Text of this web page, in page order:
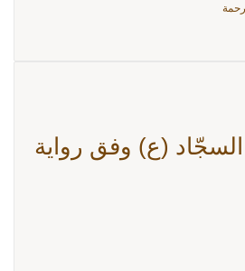
السجّاد (ع) وفق رواية